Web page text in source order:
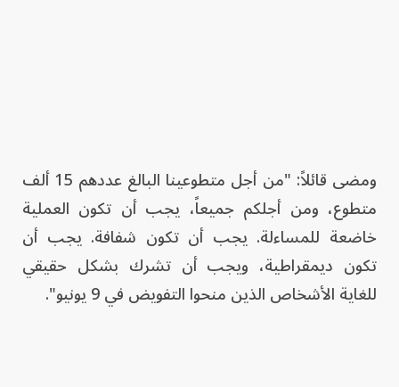
ومضى قائلاً: "من أجل متطوعينا البالغ عددهم 15 ألف
متطوع، ومن أجلكم جميعاً، يجب أن تكون العملية
خاضعة للمساءلة. يجب أن تكون شفافة. يجب أن
تكون ديمقراطية، ويجب أن تشرك بشكل حقيقي
للغاية الأشخاص الذين منحوا التفويض في 9 يونيو".